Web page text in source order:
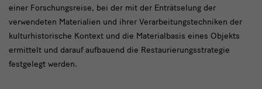
einer Forschungsreise, bei der mit der Enträtselung der
verwendeten Materialien und ihrer Verarbeitungstechniken der
kulturhistorische Kontext und die Materialbasis eines Objekts
ermittelt und darauf aufbauend die Restaurierungsstrategie
festgelegt werden.